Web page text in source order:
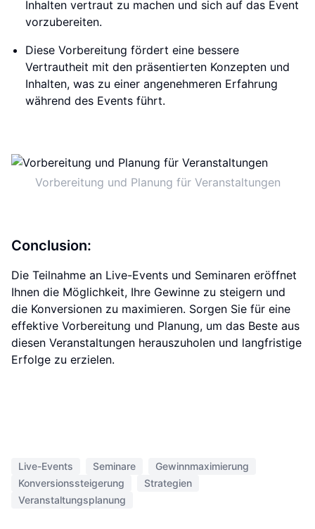
Inhalten vertraut zu machen und sich auf das Event
vorzubereiten.
Diese Vorbereitung fördert eine bessere
Vertrautheit mit den präsentierten Konzepten und
Inhalten, was zu einer angenehmeren Erfahrung
während des Events führt.
Vorbereitung und Planung für Veranstaltungen
Conclusion:
Die Teilnahme an Live-Events und Seminaren eröffnet
Ihnen die Möglichkeit, Ihre Gewinne zu steigern und
die Konversionen zu maximieren. Sorgen Sie für eine
effektive Vorbereitung und Planung, um das Beste aus
diesen Veranstaltungen herauszuholen und langfristige
Erfolge zu erzielen.
Live-Events Seminare
Gewinnmaximierung
Konversionssteigerung
Strategien
Veranstaltungsplanung